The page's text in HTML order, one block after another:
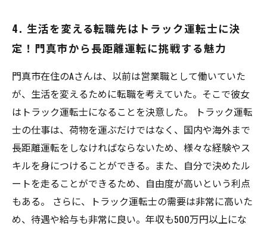
4. 生活を変える転職先はトラック運転士に決
定！門真市から長距離運転に挑戦する魅力
門真市在住のAさんは、以前は営業職として働いていた
が、生活を変えるために転職を考えていた。そこで彼女
はトラック運転士になることを決意した。 トラック運転
士の仕事は、荷物を運ぶだけではなく、国内や海外まで
長距離運転をしなければならないため、様々な経験やス
キルを身につけることができる。また、自分で決めたル
ートを走ることができるため、自由度が高いという利点
もある。 さらに、トラック運転士の需要は非常に高いた
め、待遇や給与も非常に良い。年収も500万円以上にな